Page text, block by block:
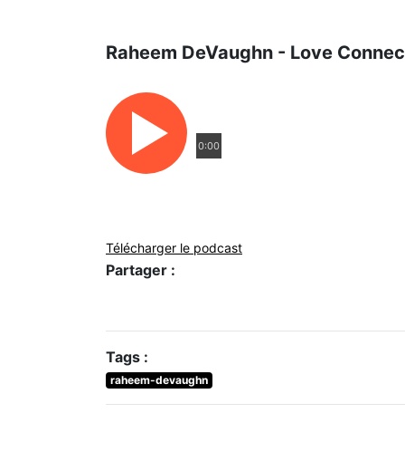
Raheem DeVaughn - Love
0:00
Télécharger le podcast
Partager :
Tags :
raheem-devaughn